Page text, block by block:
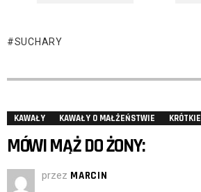
SUCHARY
KAWAŁY KAWAŁY O MAŁŻEŃSTWIE KRÓTKIE
MÓWI MĄŻ DO ŻONY:
przez MARCIN